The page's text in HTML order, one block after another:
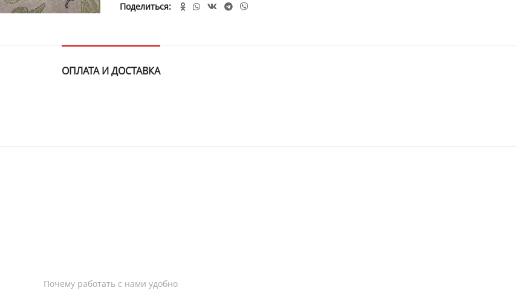
Поделиться
ОПЛАТА И ДОСТАВКА
Почему работать с нами удобно